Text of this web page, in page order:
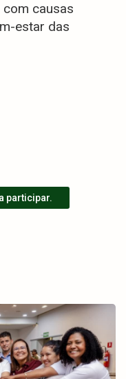
causas
estar das
participar.